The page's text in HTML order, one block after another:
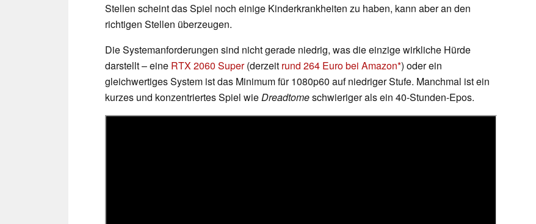
Stellen scheint das Spiel noch einige Kinderkrankheiten zu haben, kann aber an den
richtigen Stellen überzeugen.
Die Systemanforderungen sind nicht gerade niedrig, was die einzige wirkliche Hürde
darstellt – eine RTX 2060 Super(derzeit rund 264 Euro bei Amazon ) oder ein
gleichwertiges System ist das Minimum für 1080p60 auf niedriger Stufe. Manchmal ist ein
kurzes und konzentriertes Spiel wieDreadtomeschwieriger als ein 40-Stunden-Epos.